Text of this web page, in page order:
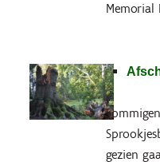
Memorial
gezien